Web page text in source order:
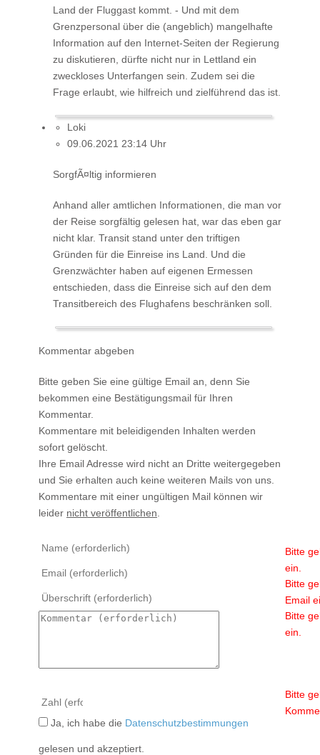
Land der Fluggast kommt. - Und mit dem
Grenzpersonal über die (angeblich) mangelhafte
Information auf den Internet-Seiten der Regierung
zu diskutieren, dürfte nicht nur in Lettland ein
zweckloses Unterfangen sein. Zudem sei die
Frage erlaubt, wie hilfreich und zielführend das ist.
Loki
09.06.2021 23:14 Uhr
SorgfÃ¤ltig informieren
Anhand aller amtlichen Informationen, die man vor
der Reise sorgfältig gelesen hat, war das eben gar
nicht klar. Transit stand unter den triftigen
Gründen für die Einreise ins Land. Und die
Grenzwächter haben auf eigenen Ermessen
entschieden, dass die Einreise sich auf den dem
Transitbereich des Flughafens beschränken soll.
Kommentar abgeben
Bitte geben Sie eine gültige Email an, denn Sie
bekommen eine Bestätigungsmail für Ihren
Kommentar.
Kommentare mit beleidigenden Inhalten werden
sofort gelöscht.
Ihre Email Adresse wird nicht an Dritte weitergegeben
und Sie erhalten auch keine weiteren Mails von uns.
Kommentare mit einer ungültigen Mail können wir
leider nicht veröffentlichen
Bitte
ein.
Bitte
Email
Bitte
ein.
Bitte
Ja, ich habe die Datenschutzbestimmungen
gelesen und akzeptiert.